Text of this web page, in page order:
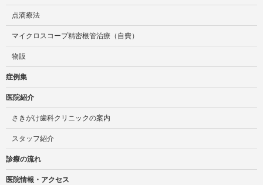
点滴療法
マイクロスコープ精密根管治療（自費）
物販
症例集
医院紹介
さきがけ歯科クリニックの案内
スタッフ紹介
診療の流れ
医院情報・アクセス